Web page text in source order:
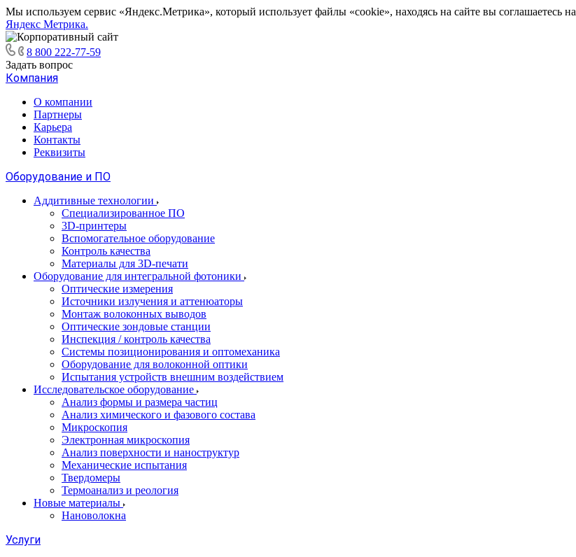
Мы используем сервис «Яндекс.Метрика», который использует файлы «cookie», находясь на сайте вы соглашаетесь на
Яндекс Метрика.
8 800 222-77-59
Задать вопрос
Компания
О компании
Партнеры
Карьера
Контакты
Реквизиты
Оборудование и ПО
Аддитивные технологии
Специализированное ПО
3D-принтеры
Вспомогательное оборудование
Контроль качества
Материалы для 3D-печати
Оборудование для интегральной фотоники
Оптические измерения
Источники излучения и аттенюаторы
Монтаж волоконных выводов
Оптические зондовые станции
Инспекция / контроль качества
Системы позиционирования и оптомеханика
Оборудование для волоконной оптики
Испытания устройств внешним воздействием
Исследовательское оборудование
Анализ формы и размера частиц
Анализ химического и фазового состава
Микроскопия
Электронная микроскопия
Анализ поверхности и наноструктур
Механические испытания
Твердомеры
Термоанализ и реология
Новые материалы
Нановолокна
Услуги